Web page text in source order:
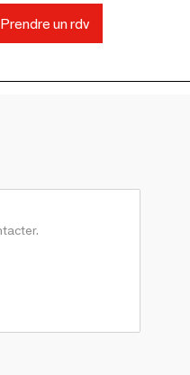
Prendre un rdv